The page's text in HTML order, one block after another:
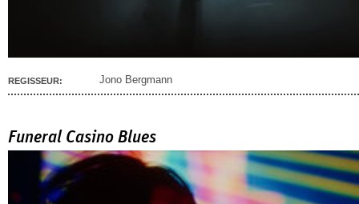
REGISSEUR: Jono Bergmann
Funeral Casino Blues